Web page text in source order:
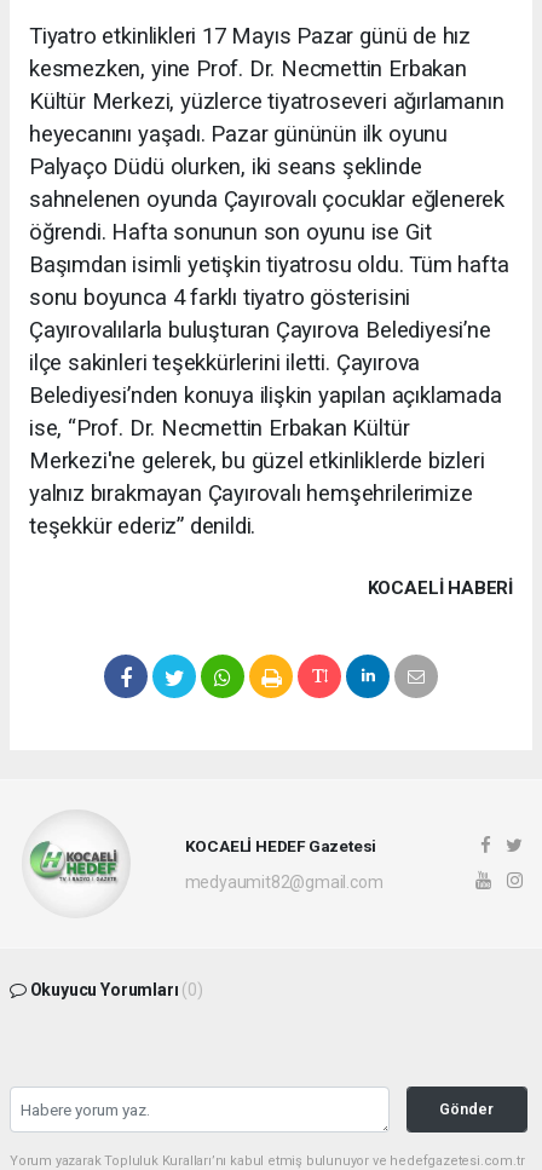
Tiyatro etkinlikleri 17 Mayıs Pazar günü de hız
kesmezken, yine Prof. Dr. Necmettin Erbakan
Kültür Merkezi, yüzlerce tiyatroseveri ağırlamanın
heyecanını yaşadı. Pazar gününün ilk oyunu
Palyaço Düdü olurken, iki seans şeklinde
sahnelenen oyunda Çayırovalı çocuklar eğlenerek
öğrendi. Hafta sonunun son oyunu ise Git
Başımdan isimli yetişkin tiyatrosu oldu. Tüm hafta
sonu boyunca 4 farklı tiyatro gösterisini
Çayırovalılarla buluşturan Çayırova Belediyesi’ne
ilçe sakinleri teşekkürlerini iletti. Çayırova
Belediyesi’nden konuya ilişkin yapılan açıklamada
ise, “Prof. Dr. Necmettin Erbakan Kültür
Merkezi'ne gelerek, bu güzel etkinliklerde bizleri
yalnız bırakmayan Çayırovalı hemşehrilerimize
teşekkür ederiz” denildi.
KOCAELI HABERİ
KOCAELİ HEDEF Gazetesi
medyaumit82@gmail.com
Okuyucu Yorumları (0)
Gönder
Yorum yazarak Topluluk Kuralları’nı kabul etmiş bulunuyor ve hedefgazetesi.com.tr